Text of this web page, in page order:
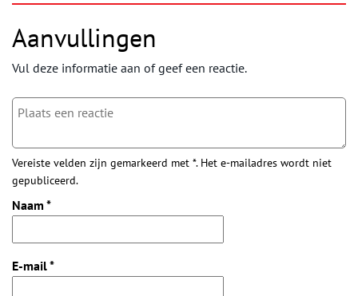
Aanvullingen
Vul deze informatie aan of geef een reactie.
Vereiste velden zijn gemarkeerd met *. Het e-mailadres wordt niet
gepubliceerd.
Naam *
E-mail*